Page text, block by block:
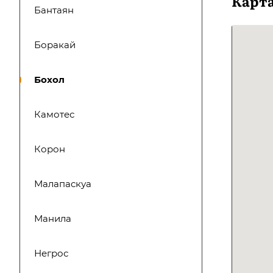
Бантаян
Боракай
Бохол
Камотес
Корон
Малапаскуа
Манила
Негрос